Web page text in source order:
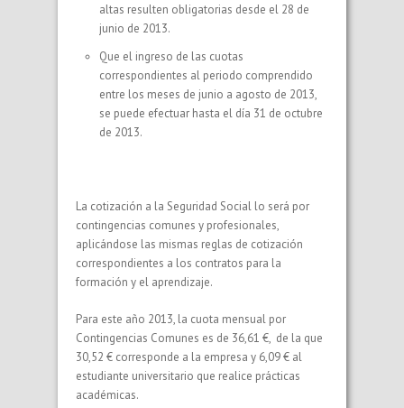
altas resulten obligatorias desde el 28 de
junio de 2013.
Que el ingreso de las cuotas
correspondientes al periodo comprendido
entre los meses de junio a agosto de 2013,
se puede efectuar hasta el día 31 de octubre
de 2013.
La cotización a la Seguridad Social lo será por
contingencias comunes y profesionales,
aplicándose las mismas reglas de cotización
correspondientes a los contratos para la
formación y el aprendizaje.
Para este año 2013, la cuota mensual por
Contingencias Comunes es de 36,61 €, de la que
30,52 € corresponde a la empresa y 6,09 € al
estudiante universitario que realice prácticas
académicas.